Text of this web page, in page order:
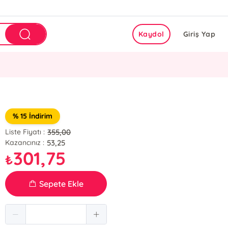
Giriş Yap
Kaydol
% 15 İndirim
Liste Fiyatı : 355,00
Kazancınız : 53,25
₺301,75
Sepete Ekle